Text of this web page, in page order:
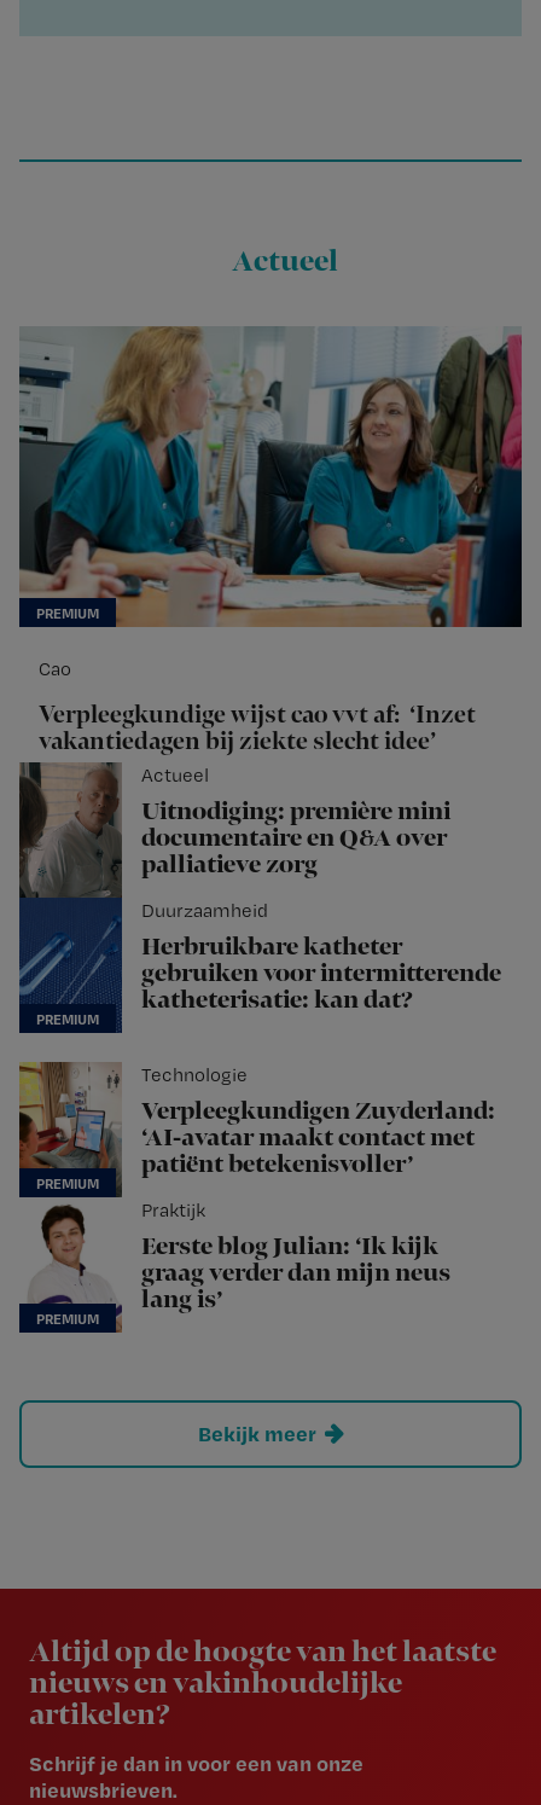
Actueel
Cao
Verpleegkundige wijst cao vvt af: ‘Inzet
vakantiedagen bij ziekte slecht idee’
Actueel
Uitnodiging: première mini
documentaire en Q&A over
palliatieve zorg
Duurzaamheid
Herbruikbare katheter
gebruiken voor intermitterende
katheterisatie: kan dat?
Technologie
Verpleegkundigen Zuyderland:
‘AI-avatar maakt contact met
patiënt betekenisvoller’
Praktijk
Eerste blog Julian: ‘Ik kijk
graag verder dan mijn neus
lang is’
Bekijk meer
Altijd op de hoogte van het laatste
nieuws en vakinhoudelijke
artikelen?
Schrijf je dan in voor een van onze
nieuwsbrieven.